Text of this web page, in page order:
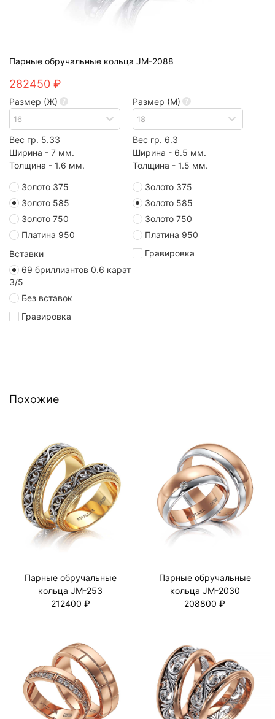
Парные обручальные кольца JM-2088
282450 ₽
Размер (Ж)
Вес гр. 5.33
Ширина - 7 мм.
Толщина - 1.6 мм.
Золото 375
Золото 585
Золото 750
Платина 950
Вставки
69 бриллиантов 0.6 карат
3/5
Без вставок
Гравировка
Размер (М)
Вес гр. 6.3
Ширина - 6.5 мм.
Толщина - 1.5 мм.
Золото 375
Золото 585
Золото 750
Платина 950
Гравировка
Похожие
Парные обручальные
кольца JM-253
212400 ₽
Парные обручальные
кольца JM-2030
208800 ₽